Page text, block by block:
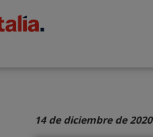
14 de diciembre de 2020